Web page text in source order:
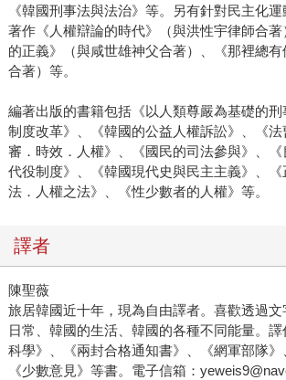
《韓國刑事法與法治》等。另有針對民主化
著作《人權辯論的時代》（與洪性宇律師合著
的正義》（與咸世雄神父合著）、《那裡總
合著）等。
編著出版的書籍包括《以人類尊嚴為基礎的
制度改革》、《韓國的公益人權訴訟》、《
審．時效．人權》、《國民的司法參與》、
代役制度》、《韓國現代史與民主主義》、《
法．人權之法》、《性少數者的人權》等。
譯者
陳聖薇
旅居韓國近十年，現為自由譯者。喜歡透過
日常、韓國的生活、韓國的各種不同能量。
科學》、《兩封合格通知書》、《網軍部隊》
《少數意見》等書。電子信箱：